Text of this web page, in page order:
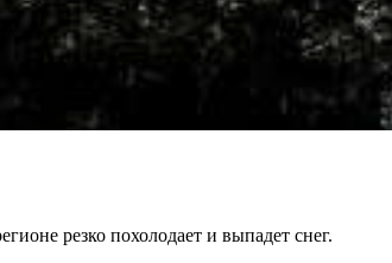
резко похолодает и выпадет снег.